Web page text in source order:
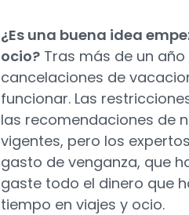
¿Es una buena idea
ocio? Tras más de un
cancelaciones de
funcionar. Las
las recomendaciones de
vigentes, pero los
gasto de venganza, que
gaste todo el dinero que
tiempo en viajes y ocio.